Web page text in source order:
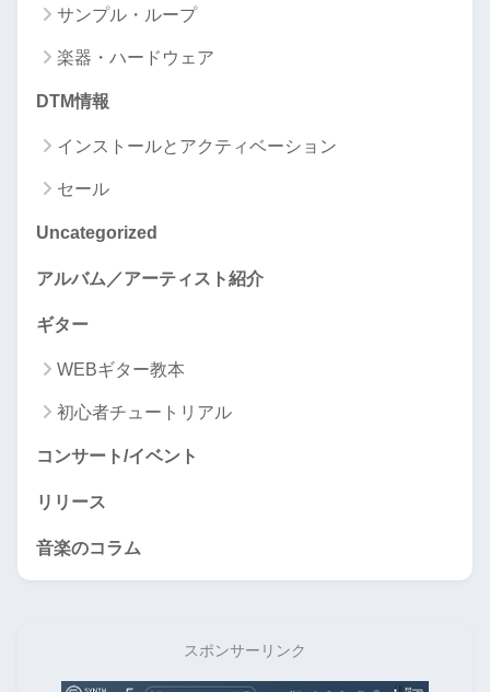
サンプル・ループ
楽器・ハードウェア
DTM情報
インストールとアクティベーション
セール
Uncategorized
アルバム／アーティスト紹介
ギター
WEBギター教本
初心者チュートリアル
コンサート/イベント
リリース
音楽のコラム
スポンサーリンク